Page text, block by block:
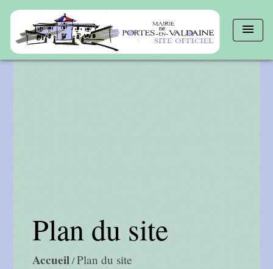
menu
Plan du site
Accueil/Plan du site